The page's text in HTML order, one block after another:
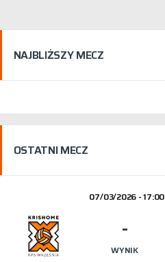
NAJBLIŻSZY MECZ
OSTATNI MECZ
07/03/2026 - 17:00
-
WYNIK